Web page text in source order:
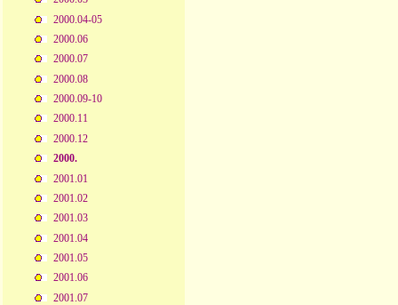
2000.04-05
2000.06
2000.07
2000.08
2000.09-10
2000.11
2000.12
2000.
2001.01
2001.02
2001.03
2001.04
2001.05
2001.06
2001.07